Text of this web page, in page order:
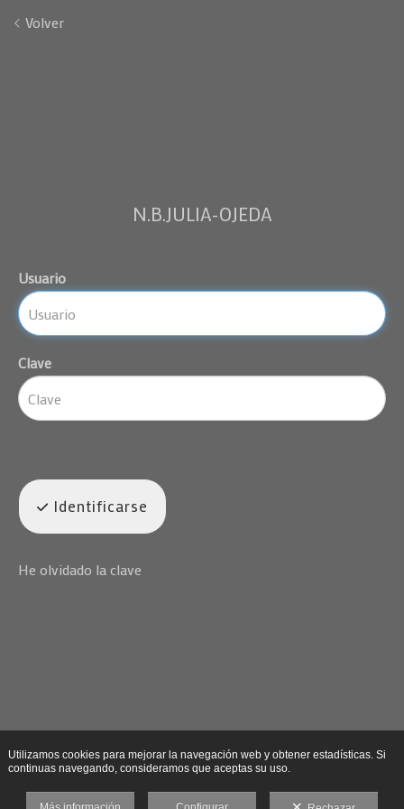
Volver
N.B.JULIA-OJEDA
Usuario
Clave
Identificarse
He olvidado la clave
Utilizamos cookies para mejorar la navegación web y obtener estadísticas. Si
continuas navegando, consideramos que aceptas su uso.